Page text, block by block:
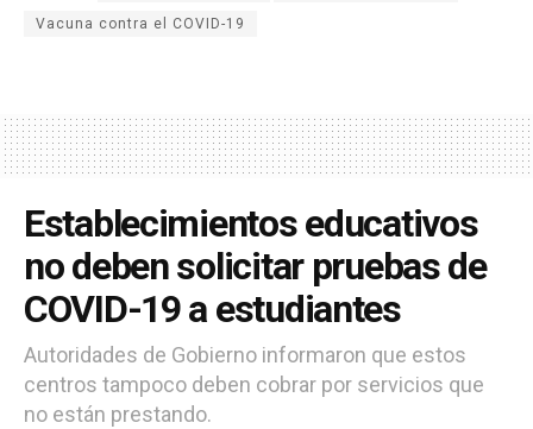
Vacuna contra el COVID-19
Establecimientos educativos
no deben solicitar pruebas de
COVID-19 a estudiantes
Autoridades de Gobierno informaron que estos
centros tampoco deben cobrar por servicios que
no están prestando.